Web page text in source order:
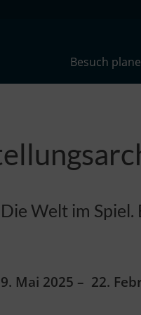
Besuch
Die Welt im
9. Mai 2025 – 22.